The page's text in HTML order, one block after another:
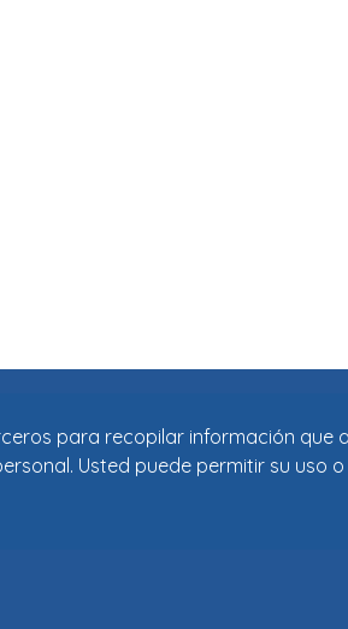
para recopilar información que
Usted puede permitir su uso o